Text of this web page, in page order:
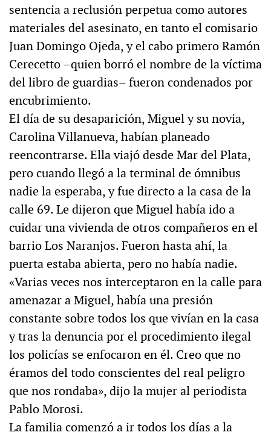
sentencia a reclusión perpetua como autores
materiales del asesinato, en tanto el comisario
Juan Domingo Ojeda, y el cabo primero Ramón
Cerecetto –quien borró el nombre de la víctima
del libro de guardias– fueron condenados por
encubrimiento.
El día de su desaparición, Miguel y su novia,
Carolina Villanueva, habían planeado
reencontrarse. Ella viajó desde Mar del Plata,
pero cuando llegó a la terminal de ómnibus
nadie la esperaba, y fue directo a la casa de la
calle 69. Le dijeron que Miguel había ido a
cuidar una vivienda de otros compañeros en el
barrio Los Naranjos. Fueron hasta ahí, la
puerta estaba abierta, pero no había nadie.
«Varias veces nos interceptaron en la calle para
amenazar a Miguel, había una presión
constante sobre todos los que vivían en la casa
y tras la denuncia por el procedimiento ilegal
los policías se enfocaron en él. Creo que no
éramos del todo conscientes del real peligro
que nos rondaba», dijo la mujer al periodista
Pablo Morosi.
La familia comenzó a ir todos los días a la